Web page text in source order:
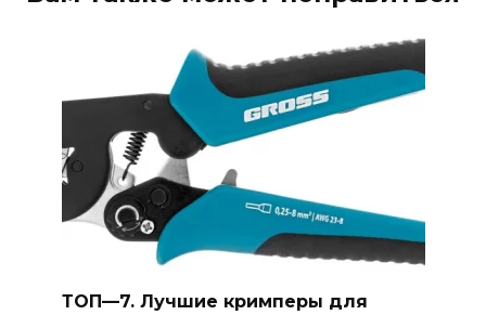
ТОП—7. Лучшие кримперы для